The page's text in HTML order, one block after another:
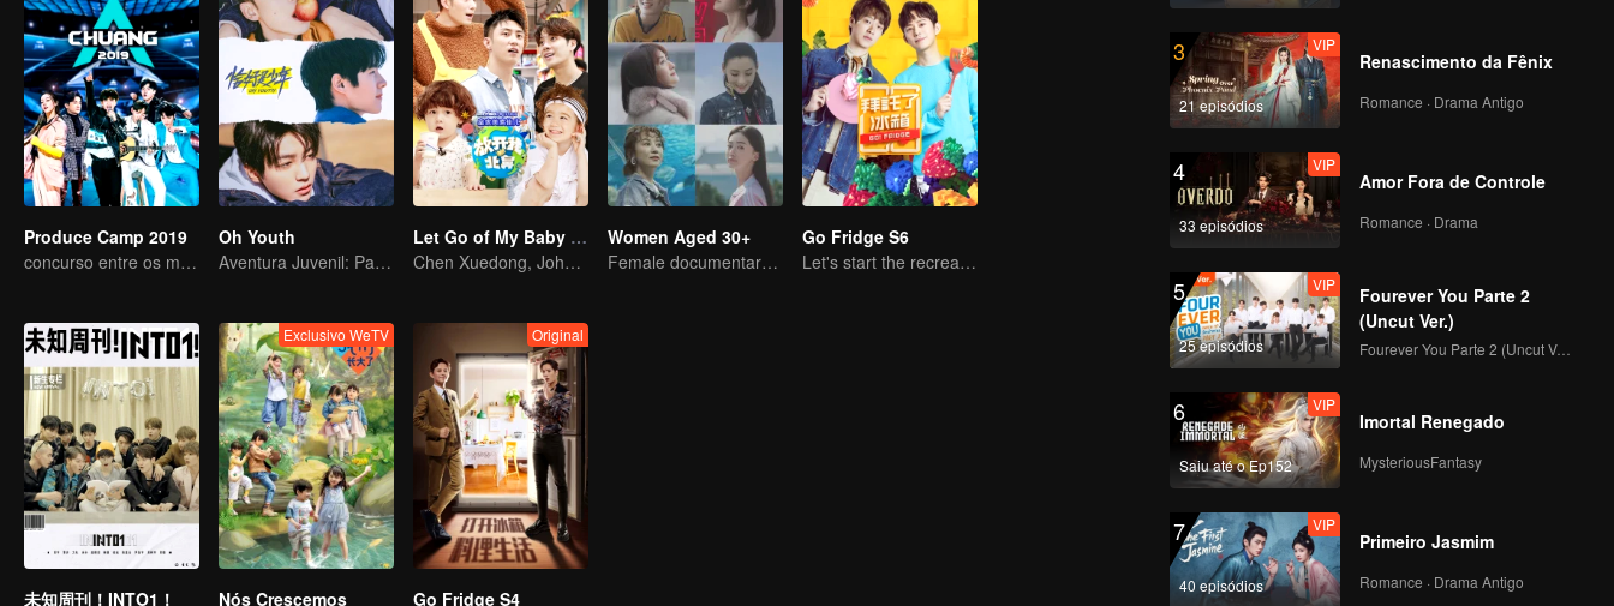
VIP
介质id上
传-846156971424
Produce Camp 2019
concurso entre os melhores grupos masculinos
Oh Youth
Aventura Juvenil: Partida Imediata
Let Go of My Baby S3
Chen Xuedong, Johnny Huang and Jackson Wang warm Meng belt baby
Women Aged 30+
Female documentary talk show
Go Fridge S6
Let's start the recreation of food by new cooks!
未知周刊！INTO1！
Exclusivo WeTV
Nós Crescemos
Original
Go Fridge S4
3
21 episódios
VIP
Renascimento da Fênix
Romance · Drama Antigo
4
33 episódios
VIP
Amor Fora de Controle
Romance · Drama
5
25 episódios
VIP
Fourever You Parte 2
(Uncut Ver.)
Fourever You Parte 2 (Uncut Ver.)
6
Saiu até o Ep152
VIP
Imortal Renegado
MysteriousFantasy
7
40 episódios
VIP
Primeiro Jasmim
Romance · Drama Antigo